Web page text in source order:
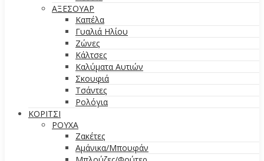
ΑΞΕΣΟΥΑΡ
Καπέλα
Γυαλιά Ηλίου
Ζώνες
Κάλτσες
Καλύματα Αυτιών
Σκουφιά
Τσάντες
Ρολόγια
ΚΟΡΙΤΣΙ
ΡΟΥΧΑ
Ζακέτες
Αμάνικα/Μπουφάν